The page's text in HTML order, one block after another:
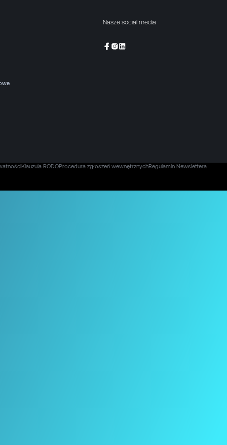
Nasze social media
Klauzula RODOProcedura zgłoszeń wewnętrznychRegulamin Newslettera